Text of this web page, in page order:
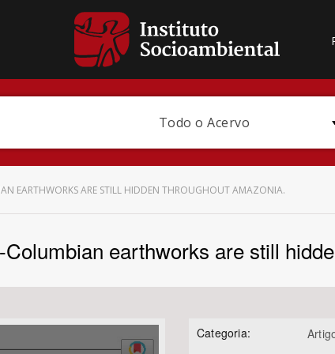
Todo o Acervo
EARTHWORKS ARE STILL HIDDEN THROUGHOUT AMAZONIA.
earthworks are still
Categoria: